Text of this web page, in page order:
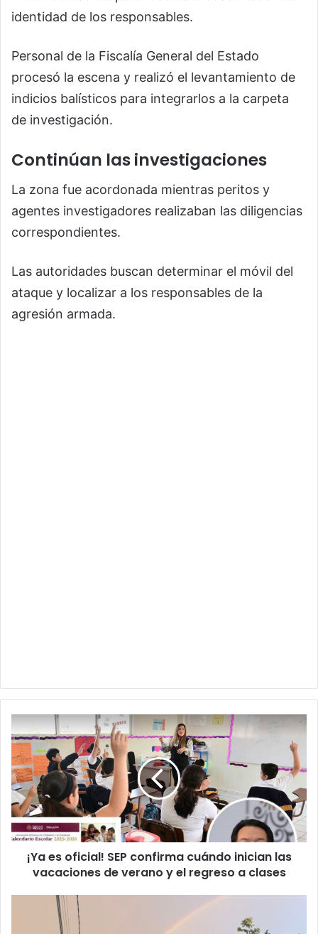
identidad de los responsables.
Personal de la Fiscalía General del Estado
procesó la escena y realizó el levantamiento de
indicios balísticos para integrarlos a la carpeta
de investigación.
Continúan las investigaciones
La zona fue acordonada mientras peritos y
agentes investigadores realizaban las diligencias
correspondientes.
Las autoridades buscan determinar el móvil del
ataque y localizar a los responsables de la
agresión armada.
¡Ya
es
oficial!
SEP
confirma
cuándo
inician
las
vacaciones
verano
¡Ya es oficial! SEP confirma cuándo inician las
vacaciones de verano y el regreso a clases